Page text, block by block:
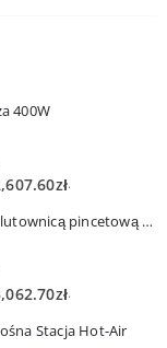
400W
zł.
Quick TS6 Stacja lutownicza z lutownicą pincetową 60W
zł.
Stacja Hot-Air